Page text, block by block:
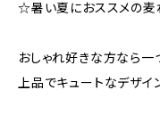
☆暑い夏におススメの
おしゃれ好きな方なら一
上品でキュートなデザイ